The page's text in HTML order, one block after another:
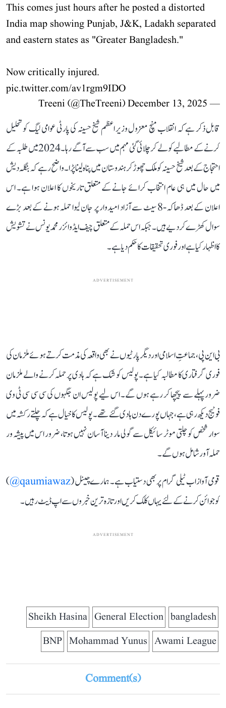
This comes just hours after he posted a distorted
India map showing Punjab, J&K, Ladakh separated
and eastern states as "Greater Bangladesh."
Now critically injured.
pic.twitter.com/av1rgm9IDO
— Treeni (@TheTreeni)
December 13, 2025
قابل ذکر ہے کہ انقلاب منچ معزول وزیر اعظم شیخ حسینہ کی پارٹی عوامی لیگ کو تحلیل
کرنے کے مطالبے کو لے کر چلائی گئی مہم میں سب سے آگے رہا۔ 2024 میں طلبہ کے
احتجاج کے بعد شیخ حسینہ کو ملک چھوڑ کر ہندوستان میں پناہ لینا پڑا۔ واضح رہے کہ بنگلہ دیش
میں حال میں ہی عام انتخاب کرائے جانے کے متعلق تاریخوں کا اعلان ہوا ہے۔ اس
اعلان کے بعد ڈھاکہ-8 سیٹ سے آزاد امیدوار پر جان لیوا حملہ ہونے کے بعد بڑے
سوال کھڑے کر دیے ہیں۔ جبکہ اس حملہ کے متعلق چیف ایڈوائزر محمد یونس نے تشویش
کا اظہار کیا ہے اور فوری تحقیقات کا حکم دیا ہے۔
ADVERTISEMENT
بی این پی، جماعتِ اسلامی اور دیگر پارٹیوں نے بھی واقعہ کی مذمت کرتے ہوئے ملزمان کی
فوری گرفتاری کا مطالبہ کیا ہے۔ پولیس کو شک ہے کہ ہادی پر حملہ کرنے والے ملزمان
ضرور پہلے سے پیچھا کر رہے ہوں گے۔ اس لیے پولیس ان جگہوں کی سی سی سی ٹی وی
فوٹیج دیکھ رہی ہے، جہاں پورے دن ہادی گئے تھے۔ پولیس کا خیال ہے کہ چلتے رکشہ میں
سوار شخص کو چلتی موٹر سائیکل سے گولی مار دینا آسان نہیں ہوتا، ضرور اس میں پیشہ ور
حملہ آور شامل ہوں گے۔
قومی آواز اب ٹیلی گرام پر بھی دستیاب ہے۔ ہمارے چینل (qaumiawaz@
)
کو جوائن کرنے کے لئے یہاں کلک کریں اور تازہ ترین خبروں سے اپ ڈیٹ رہیں۔
ADVERTISEMENT
bangladesh
General Election
Sheikh Hasina
Awami League
Mohammad Yunus
BNP
Comment(s)